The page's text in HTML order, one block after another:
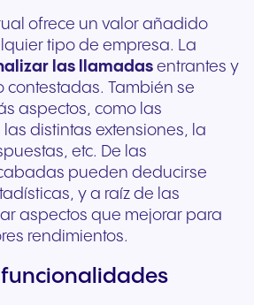
ofrece un valor añadido
tipo de empresa. La
las llamadas entrantes y
contestadas. También se
aspectos, como las
distintas extensiones, la
etc. De las
pueden deducirse
y a raíz de las
aspectos que mejorar para
rendimientos.